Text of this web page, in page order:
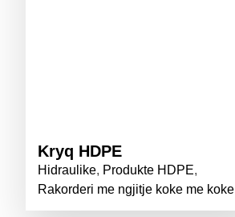
Kryq HDPE
Hidraulike, Produkte HDPE,
Rakorderi me ngjitje koke me koke